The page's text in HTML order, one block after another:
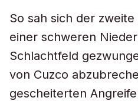
So sah sich der
einer schweren
Schlachtfeld
von Cuzco
gescheiterten